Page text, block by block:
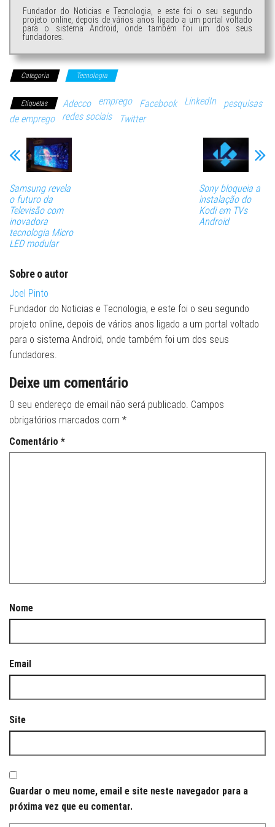
Fundador do Noticias e Tecnologia, e este foi o seu segundo
projeto online, depois de vários anos ligado a um portal voltado
para o sistema Android, onde também foi um dos seus
fundadores.
Categoria Tecnologia
Etiquetas Adecco emprego Facebook LinkedIn
pesquisas
de emprego
redes sociais Twitter
Samsung revela
o futuro da
Televisão com
inovadora
tecnologia Micro
LED modular
Sony bloqueia a
instalação do
Kodi em TVs
Android
Sobre o autor
Joel Pinto
Fundador do Noticias e Tecnologia, e este foi o seu segundo
projeto online, depois de vários anos ligado a um portal voltado
para o sistema Android, onde também foi um dos seus
fundadores.
Deixe um comentário
O seu endereço de email não será publicado. Campos
obrigatórios marcados com *
Comentário *
Nome
Email
Site
Guardar o meu nome, email e site neste navegador para a
próxima vez que eu comentar.